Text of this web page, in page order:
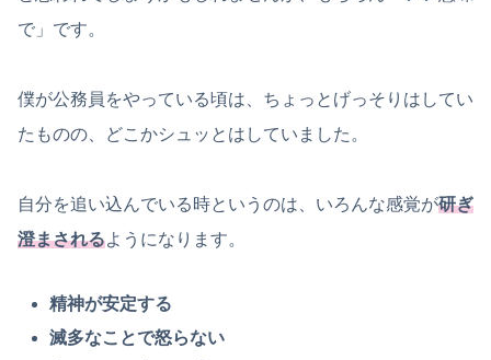
で」です。
僕が公務員をやっている頃は、ちょっとげっそりはしてい
たものの、どこかシュッとはしていました。
自分を追い込んでいる時というのは、いろんな感覚が研ぎ
澄まされるようになります。
精神が安定する
滅多なことで怒らない